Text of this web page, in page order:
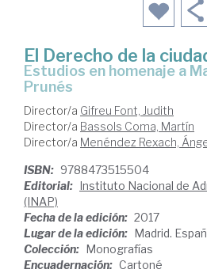
El Derecho de la
estudios en homenaje a Manuel Ballbé
Prunés
Director/a Gifreu Font, Judith
Director/a Bassols Coma, Martín
Director/a Menéndez Rexach,
ISBN: 9788473515504
Editorial: Instituto Nacional de
(INAP)
Fecha de la edición: 2017
Lugar de la edición: Madrid.
Colección: Monografías
Encuadernación: Cartoné